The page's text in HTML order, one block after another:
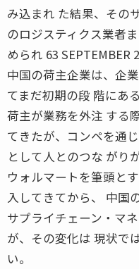
み込まれ た結果、その
のロジスティクス業者
められ 63 SEPTEMBER
中国の荷主企業は、企
てまだ初期の段 階にあ
荷主が業務を外注 する
てきたが、コンペを通
として人とのつな がり
ウォルマートを筆頭と
入してきてから、 中国
サプライチェーン・マ
が、その変化は 現状で
い。